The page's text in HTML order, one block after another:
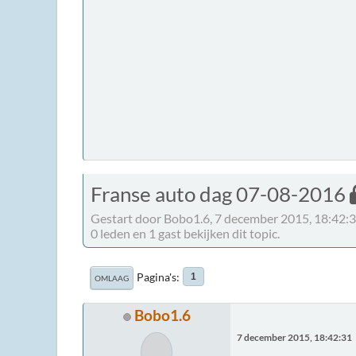
Franse auto dag 07-08-2016
Gestart door Bobo1.6, 7 december 2015,
0 leden en 1 gast bekijken dit topic.
OMLAAG Pagina's 1
Bobo1.6
7 december 2015, 18:42:31